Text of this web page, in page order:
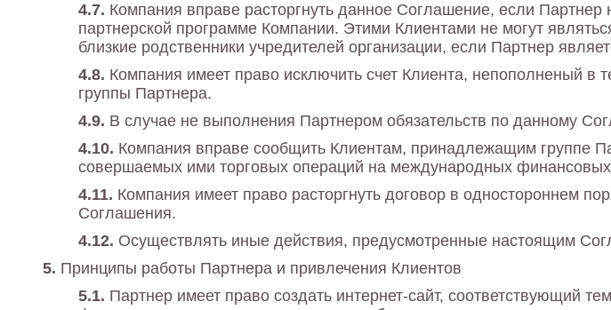
Компания вправе расторгнуть данное Соглашение, если
партнерской программе Компании. Этими Клиентами не могут
близкие родственники учредителей организации, если Партнер
Компания имеет право исключить счет Клиента, непополненый в
группы Партнера.
В случае не выполнения Партнером обязательств по данному
Компания вправе сообщить Клиентам, принадлежащим группе
совершаемых ими торговых операций на международных
Компания имеет право расторгнуть договор в одностороннем
Соглашения.
Осуществлять иные действия, предусмотренные настоящим
Принципы работы Партнера и привлечения Клиентов
Партнер имеет право создать интернет-сайт,